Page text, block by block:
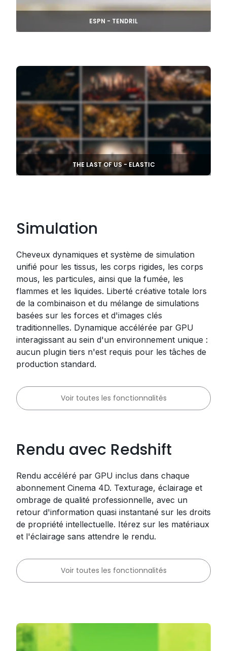
ESPN - TENDRIL
THE LAST OF US - ELASTIC
Simulation
Cheveux dynamiques et système de simulation
unifié pour les tissus, les corps rigides, les corps
mous, les particules, ainsi que la fumée, les
flammes et les liquides. Liberté créative totale lors
de la combinaison et du mélange de simulations
basées sur les forces et d'images clés
traditionnelles. Dynamique accélérée par GPU
interagissant au sein d'un environnement unique :
aucun plugin tiers n'est requis pour les tâches de
production standard.
Voir toutes les fonctionnalités
Rendu avec Redshift
Rendu accéléré par GPU inclus dans chaque
abonnement Cinema 4D. Texturage, éclairage et
ombrage de qualité professionnelle, avec un
retour d'information quasi instantané sur les droits
de propriété intellectuelle. Itérez sur les matériaux
et l'éclairage sans attendre le rendu.
Voir toutes les fonctionnalités